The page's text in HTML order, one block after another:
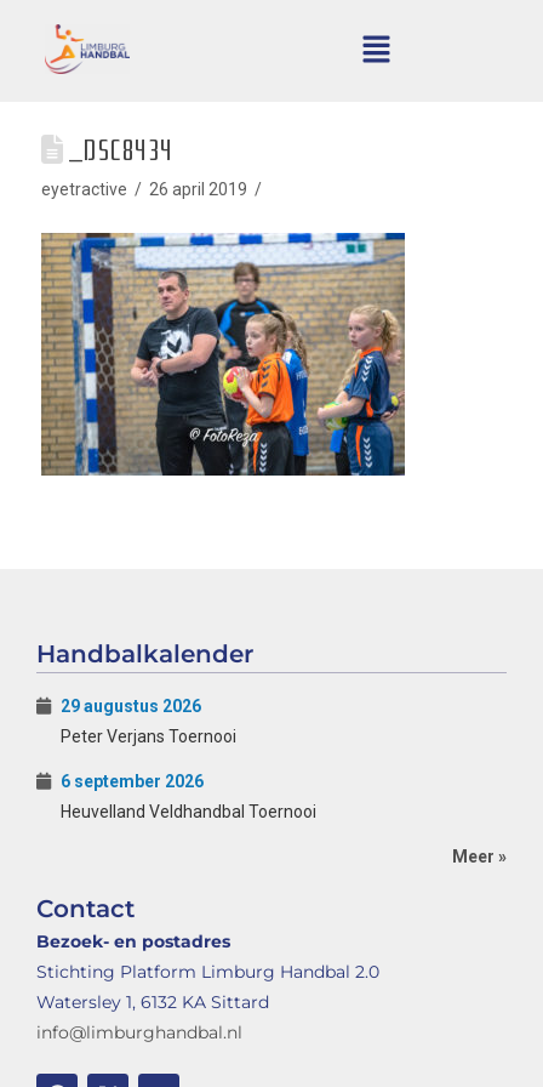
_DSC8434
eyetractive 26 april 2019
Handbalkalender
29 augustus 2026
Peter Verjans Toernooi
6 september 2026
Heuvelland Veldhandbal Toernooi
Meer »
Contact
Bezoek- en postadres
Stichting Platform Limburg Handbal 2.0
Watersley 1, 6132 KA Sittard
info@limburghandbal.nl